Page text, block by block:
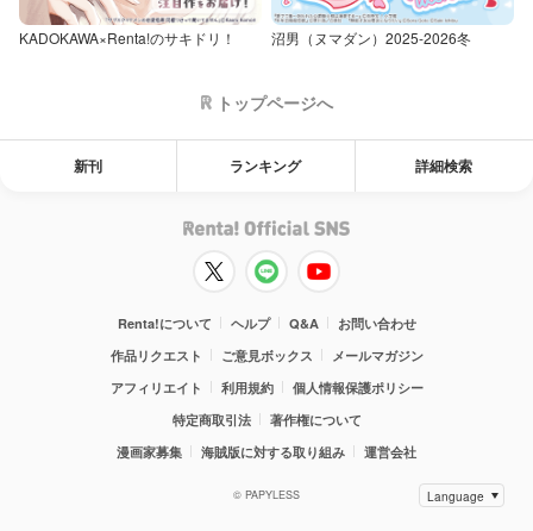
KADOKAWA×Renta!のサキドリ！ 沼男（ヌマダン）2025-2026冬
トップページへ
新刊 ランキング 詳細検索
Renta!について ヘルプ Q&A
お問い合わせ
作品リクエスト
ご意見ボックス
メールマガジン
アフィリエイト
利用規約
個人情報保護ポリシー
特定商取引法
著作権について
漫画家募集
海賊版に対する取り組み 運営会社
© PAPYLESS